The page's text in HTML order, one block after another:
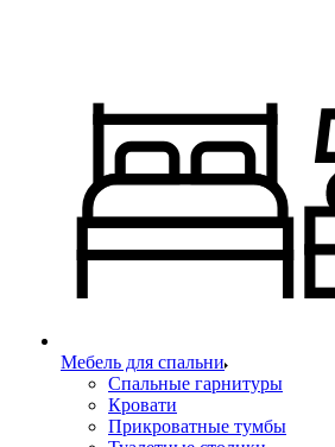
Мебель для спальни
Спальные гарнитуры
Кровати
Прикроватные тумбы